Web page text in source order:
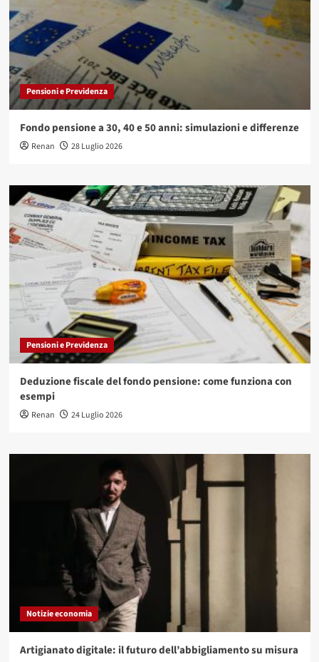
Pensioni e Previdenza
Fondo pensione a 30, 40 e 50 anni: simulazioni e differenze
Renan 28 Luglio 2026
Pensioni e Previdenza
Deduzione fiscale del fondo pensione: come funziona con
esempi
Renan 24 Luglio 2026
Notizie economia
Artigianato digitale: il futuro dell’abbigliamento su misura